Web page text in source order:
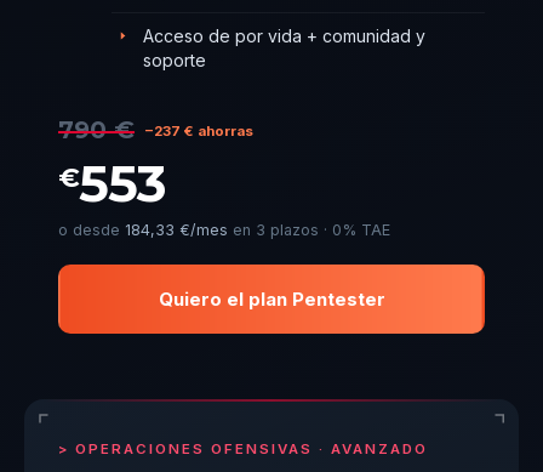
Acceso de por vida + comunidad y
soporte
790 € −237 € ahorras
€553
o desde 184,33 €/mes en 3 plazos · 0% TAE
Quiero el plan Pentester
OPERACIONES OFENSIVAS · AVANZADO